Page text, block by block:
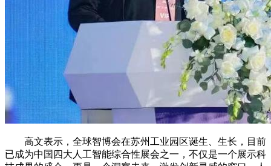
高文表示，全球智博会在苏州工业园区诞生、生长，目前
已成为中国四大人工智能综合性展会之一，不仅是一个展示科